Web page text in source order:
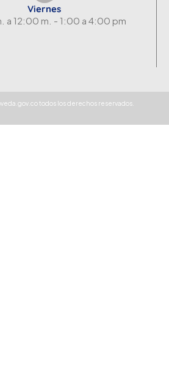
Viernes
a 12:00 m. - 1:00 a 4:00 pm
todos los derechos reservados.